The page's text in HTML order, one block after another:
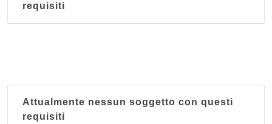
requisiti
Attualmente nessun soggetto con questi
requisiti